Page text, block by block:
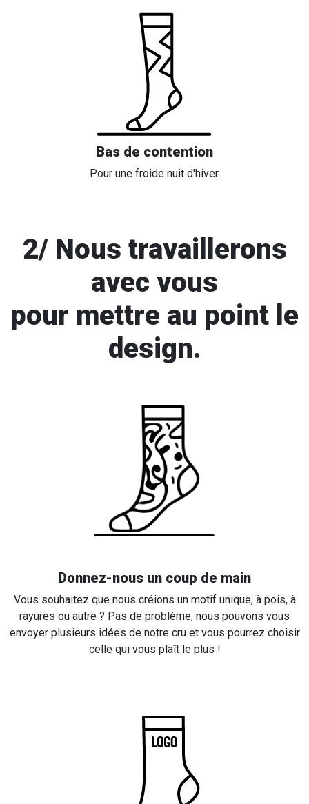
Bas de contention
Pour une froide nuit d'hiver.
2/ Nous travaillerons
avec vous
pour mettre au point le
design.
Donnez-nous un coup de main
Vous souhaitez que nous créions un motif unique, à pois, à
rayures ou autre ? Pas de problème, nous pouvons vous
envoyer plusieurs idées de notre cru et vous pourrez choisir
celle qui vous plaît le plus !